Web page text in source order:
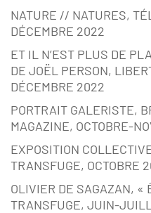
NATURE // NATURES,
DÉCEMBRE 2022
ET IL N’EST PLUS DE
DE JOËL PERSON,
DÉCEMBRE 2022
PORTRAIT GALERISTE,
MAGAZINE, OCTOBRE-
EXPOSITION
TRANSFUGE, OCTOBRE
OLIVIER DE SAGAZAN, «
TRANSFUGE, JUIN-